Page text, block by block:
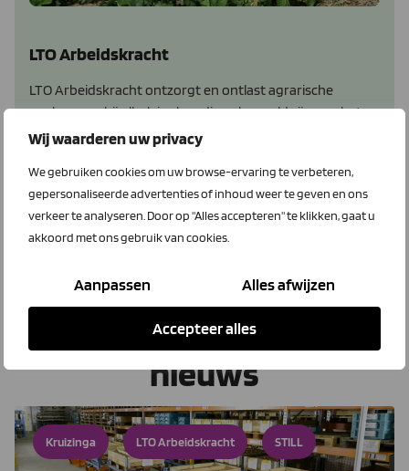
Wij waarderen uw privacy
We gebruiken cookies om uw browse-ervaring te verbeteren,
gepersonaliseerde advertenties of inhoud weer te geven en ons
verkeer te analyseren. Door op "Alles accepteren" te klikken, gaat u
akkoord met ons gebruik van cookies.
Aanpassen Alles afwijzen
Accepteer alles
LTO Arbeidskracht
LTO Arbeidskracht ontzorgt en ontlast agrarische
werkgevers bij allerlei zaken die gekoppeld zijn aan het
werkgeverschap.
Bekijk dit voordeel
Personele-diensten
nieuws
Kruizinga LTO Arbeidskracht STILL